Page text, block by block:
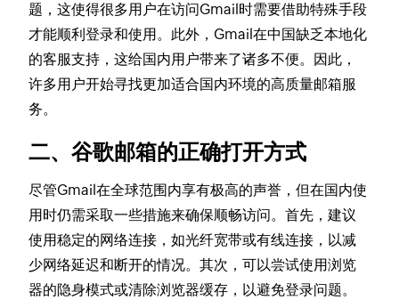
题，这使得很多用户在访问Gmail时需要借助特殊手段
才能顺利登录和使用。此外，Gmail在中国缺乏本地化
的客服支持，这给国内用户带来了诸多不便。因此，
许多用户开始寻找更加适合国内环境的高质量邮箱服
务。
二、谷歌邮箱的正确打开方式
尽管Gmail在全球范围内享有极高的声誉，但在国内使
用时仍需采取一些措施来确保顺畅访问。首先，建议
使用稳定的网络连接，如光纤宽带或有线连接，以减
少网络延迟和断开的情况。其次，可以尝试使用浏览
器的隐身模式或清除浏览器缓存，以避免登录问题。